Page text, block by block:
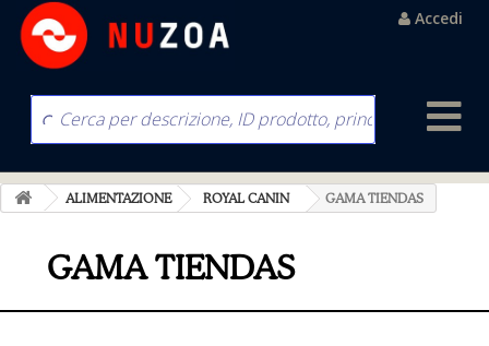
Accedi
ALIMENTAZIONE ROYAL CANIN GAMA TIENDAS
GAMA TIENDAS